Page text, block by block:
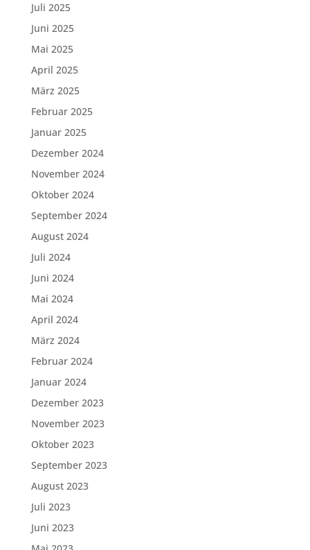
Juli 2025
Juni 2025
Mai 2025
April 2025
März 2025
Februar 2025
Januar 2025
Dezember 2024
November 2024
Oktober 2024
September 2024
August 2024
Juli 2024
Juni 2024
Mai 2024
April 2024
März 2024
Februar 2024
Januar 2024
Dezember 2023
November 2023
Oktober 2023
September 2023
August 2023
Juli 2023
Juni 2023